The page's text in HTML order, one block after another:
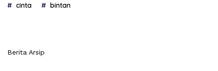
cinta bintan
Berita Arsip